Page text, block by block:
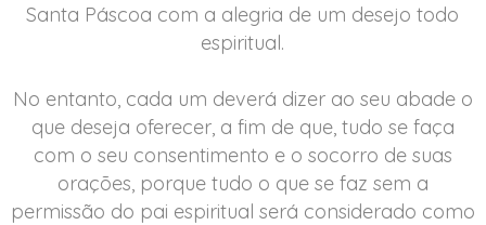
Santa Páscoa com a alegria de um desejo todo
espiritual.
No entanto, cada um deverá dizer ao seu abade o
que deseja oferecer, a fim de que, tudo se faça
com o seu consentimento e o socorro de suas
orações, porque tudo o que se faz sem a
permissão do pai espiritual será considerado como